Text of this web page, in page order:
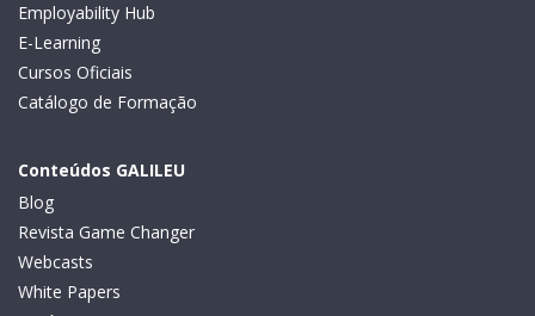
Employability Hub
E-Learning
Cursos Oficiais
Catálogo de Formação
Conteúdos GALILEU
Blog
Revista Game Changer
Webcasts
White Papers